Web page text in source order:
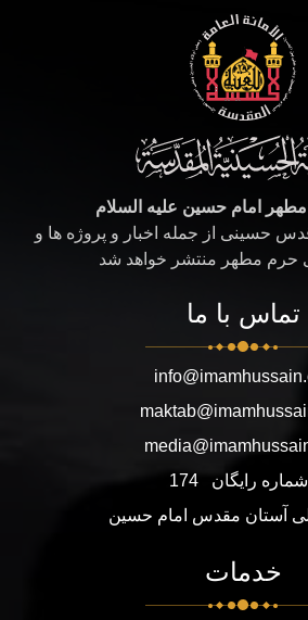
امام حسین علیه السلام
حسینی از جمله اخبار و پروژه ها و
حرم مطهر منتشر خواهد شد
تماس با ما
شماره رایگان
174
آستان مقدس امام حسین
خدمات